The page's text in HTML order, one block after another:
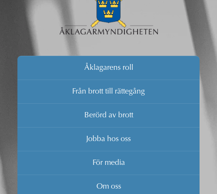
Åklagarens roll
Från brott till rättegång
Berörd av brott
Jobba hos oss
För media
Om oss